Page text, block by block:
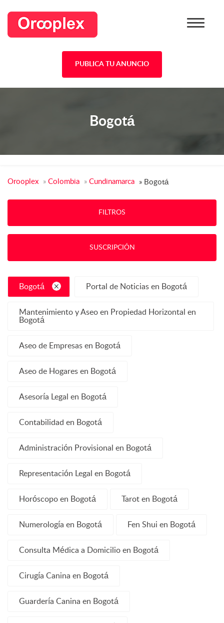
PUBLICA TU ANUNCIO
Bogotá
Orooplex » Colombia » Cundinamarca » Bogotá
FILTROS
SUSCRIPCIÓN
Bogotá Portal de Noticias en Bogotá
Mantenimiento y Aseo en Propiedad Horizontal en
Bogotá
Aseo de Empresas en Bogotá
Aseo de Hogares en Bogotá
Asesoría Legal en Bogotá
Contabilidad en Bogotá
Administración Provisional en Bogotá
Representación Legal en Bogotá
Horóscopo en Bogotá Tarot en Bogotá
Numerología en Bogotá Fen Shui en Bogotá
Consulta Médica a Domicilio en Bogotá
Cirugía Canina en Bogotá
Guardería Canina en Bogotá